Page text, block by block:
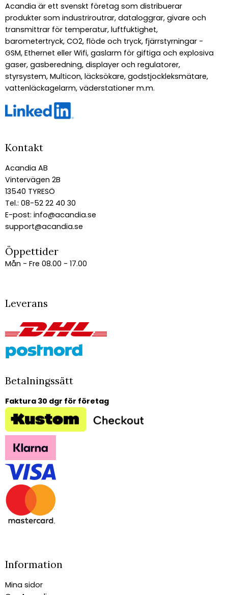
Acandia är ett svenskt företag som distribuerar
produkter som industriroutrar, dataloggrar, givare och
transmittrar för temperatur, luftfuktighet,
barometertryck, CO2, flöde och tryck, fjärrstyrningar -
GSM, Ethernet eller Wifi, gaslarm för giftiga och explosiva
gaser, gasberedning, displayer och regulatorer,
styrsystem, Multicon, läcksökare, godstjockleksmätare,
vattenläckagelarm, väderstationer m.m.
Kontakt
Acandia AB
Vintervägen 2B
13540 TYRESÖ
Tel.: 08-52 22 40 30
E-post: info@acandia.se
support@acandia.se
Öppettider
Mån - Fre 08.00 - 17.00
Leverans
Betalningssätt
Faktura 30 dgr för företag
Information
Mina sidor